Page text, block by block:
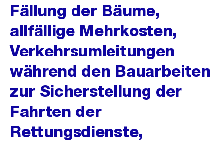
Fällung der Bäume,
allfällige Mehrkosten,
Verkehrsumleitungen
während den Bauarbeiten
zur Sicherstellung der
Fahrten der
Rettungsdienste,